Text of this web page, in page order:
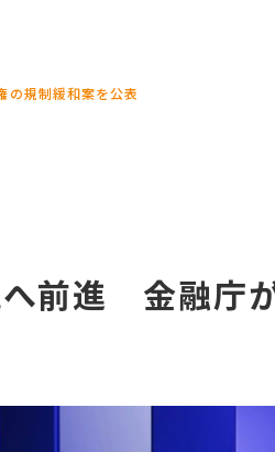
規制緩和案を公表
前進 金融庁